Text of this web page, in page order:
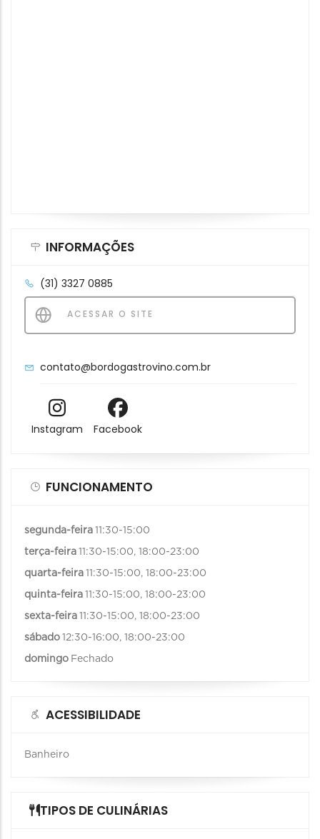
INFORMAÇÕES
(31) 3327 0885
ACESSAR O SITE
contato@bordogastrovino.com.br
Instagram Facebook
FUNCIONAMENTO
segunda-feira 11:30-15:00
terça-feira 11:30-15:00, 18:00-23:00
quarta-feira 11:30-15:00, 18:00-23:00
quinta-feira 11:30-15:00, 18:00-23:00
sexta-feira 11:30-15:00, 18:00-23:00
sábado 12:30-16:00, 18:00-23:00
domingo Fechado
ACESSIBILIDADE
Banheiro
TIPOS DE CULINÁRIAS